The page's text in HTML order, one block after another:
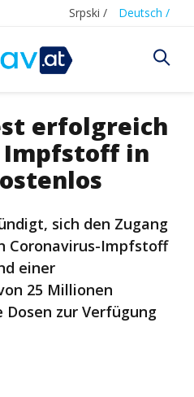
Srpski / Deutsch /
erfolgreich
in
sich den Zugang
Coronavirus-Impfstoff
einer
25 Millionen
Dosen zur Verfügung